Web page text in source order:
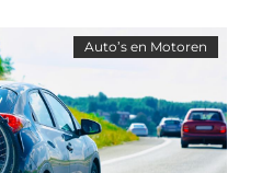
Auto’s en Motoren